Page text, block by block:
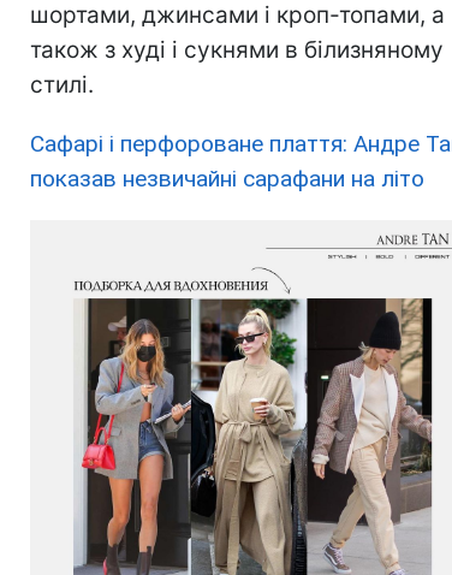
шортами, джинсами і кроп-топами, а
також з худі і сукнями в білизняному
стилі.
Сафарі і перфороване плаття: Андре
показав незвичайні сарафани на літо